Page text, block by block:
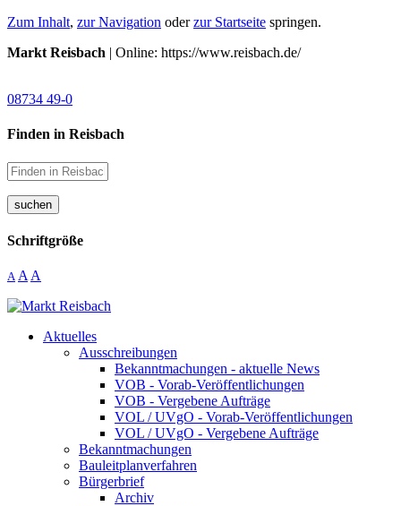
Zum Inhalt, zur Navigation oderzur Startseite springen.
Markt Reisbach | Online: https://www.reisbach.de/
08734 49-0
Finden in Reisbach
suchen
Schriftgröße
A A A
Aktuelles
Ausschreibungen
Bekanntmachungen - aktuelle News
VOB - Vorab-Veröffentlichungen
VOB - Vergebene Aufträge
VOL / UVgO - Vorab-Veröffentlichungen
VOL / UVgO - Vergebene Aufträge
Bekanntmachungen
Bauleitplanverfahren
Bürgerbrief
Archiv